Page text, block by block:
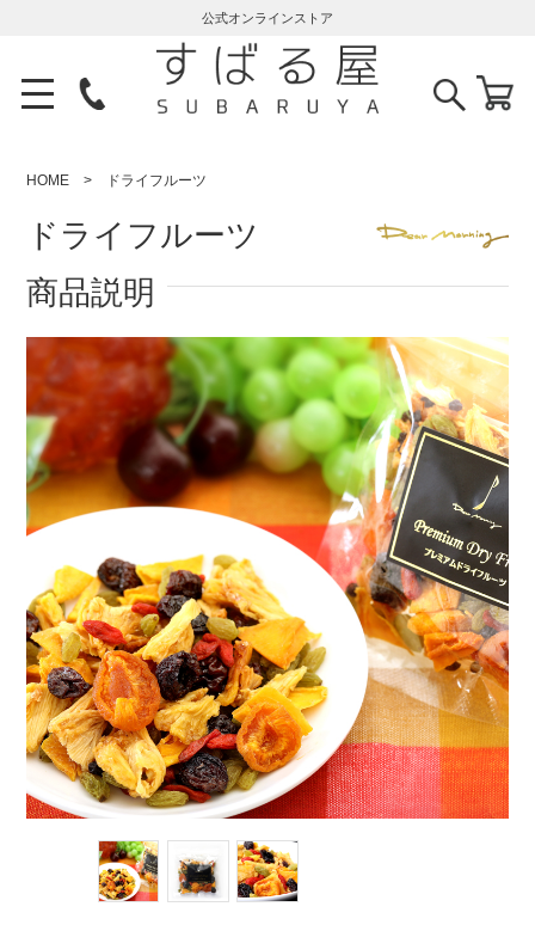
公式オンラインストア
HOME ドライフルーツ
ドライフルーツ
商品説明